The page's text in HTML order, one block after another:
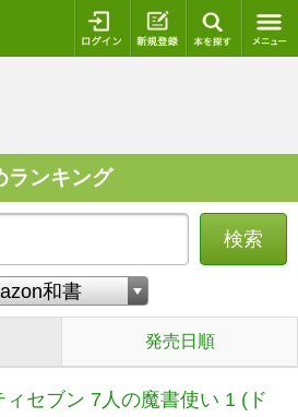
ログイン 新規登録
ランキング
検索
発売日順
ィセブン 7人の魔書使い 1 (ド